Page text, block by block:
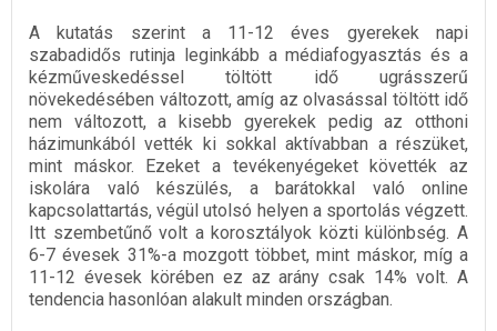
A kutatás szerint a 11-12 éves gyerekek napi
szabadidős rutinja leginkább a médiafogyasztás és a
kézműveskedéssel töltött idő ugrásszerű
növekedésében változott, amíg az olvasással töltött idő
nem változott, a kisebb gyerekek pedig az otthoni
házimunkából vették ki sokkal aktívabban a részüket,
mint máskor. Ezeket a tevékenyégeket követték az
iskolára való készülés, a barátokkal való online
kapcsolattartás, végül utolsó helyen a sportolás végzett.
Itt szembetűnő volt a korosztályok közti különbség. A
6-7 évesek 31%-a mozgott többet, mint máskor, míg a
11-12 évesek körében ez az arány csak 14% volt. A
tendencia hasonlóan alakult minden országban.